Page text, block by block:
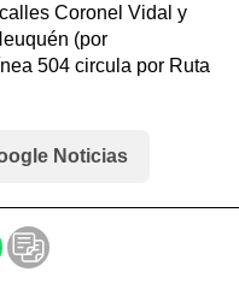
Coronel Vidal y
(por
504 circula por Ruta
Noticias